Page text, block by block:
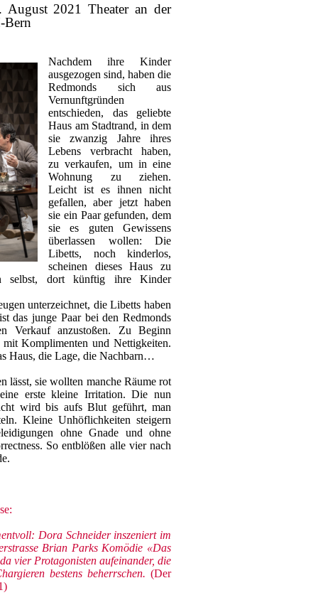
August 2021 Theater an der
Bern
Nachdem ihre Kinder
ausgezogen sind, haben die
Redmonds sich aus
Vernunftgründen
entschieden, das geliebte
Haus am Stadtrand, in dem
sie zwanzig Jahre ihres
Lebens verbracht haben,
zu verkaufen, um in eine
Wohnung zu ziehen.
Leicht ist es ihnen nicht
gefallen, aber jetzt haben
sie ein Paar gefunden, dem
sie es guten Gewissens
überlassen wollen: Die
Libetts, noch kinderlos,
scheinen dieses Haus zu
selbst, dort künftig ihre Kinder
unterzeichnet, die Libetts haben
das junge Paar bei den Redmonds
Verkauf anzustoßen. Zu Beginn
mit Komplimenten und Nettigkeiten.
Haus, die Lage, die Nachbarn…
lässt, sie wollten manche Räume rot
erste kleine Irritation. Die nun
wird bis aufs Blut geführt, man
Kleine Unhöflichkeiten steigern
ohne Gnade und ohne
So entblößen alle vier nach
Dora Schneider inszeniert im
Brian Parks Komödie «Das
vier Protagonisten aufeinander, die
bestens beherrschen. (Der